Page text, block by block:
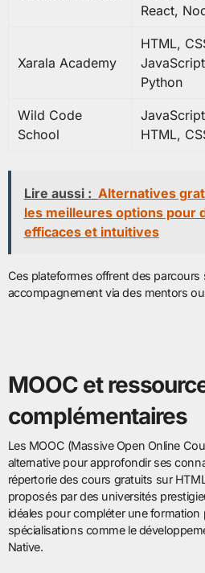
React,
Xarala Academy
HTML,
Python
Wild Code
School
HTML,
Lire aussi : Alternatives
les meilleures options pour
efficaces et intuitives
Ces plateformes offrent des parcours
accompagnement via des mentors
MOOC et
complémentaires
Les MOOC (Massive Open Online
alternative pour approfondir ses
répertorie des cours gratuits sur
proposés par des universités
idéales pour compléter une formation
spécialisations comme le
Native.